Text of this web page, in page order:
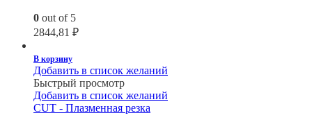
0 out of 5
2844,81 ₽
В корзину
Добавить в список желаний
Быстрый просмотр
Добавить в список желаний
CUT - Плазменная резка